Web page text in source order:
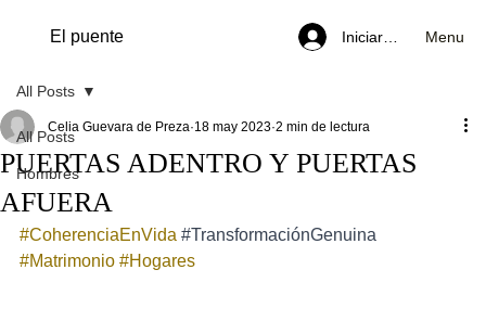
Iniciar sesiónMenu
El puente
All Posts
Hombres
All Posts
PUERTAS ADENTRO Y PUERTAS
AFUERA
Celia Guevara de Preza 18 may 2023 2 min de lectura
#CoherenciaEnVida #TransformaciónGenuina
#Matrimonio #Hogares